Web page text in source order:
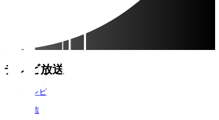
テレビ放送
テレビ
配信